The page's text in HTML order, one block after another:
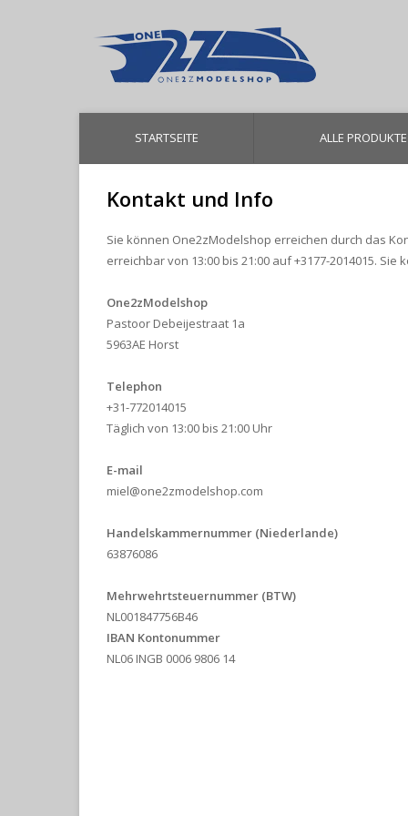
STARTSEITE ALLE PRODUKTE
Kontakt und Info
Sie können One2zModelshop erreichen durch das
erreichbar von 13:00 bis 21:00 auf +3177-2014015.
One2zModelshop
Pastoor Debeijestraat 1a
5963AE Horst
Telephon
+31-772014015
Täglich von 13:00 bis 21:00 Uhr
E-mail
miel@one2zmodelshop.com
Handelskammernummer (Niederlande)
63876086
Mehrwehrtsteuernummer (BTW)
NL001847756B46
IBAN Kontonummer
NL06 INGB 0006 9806 14